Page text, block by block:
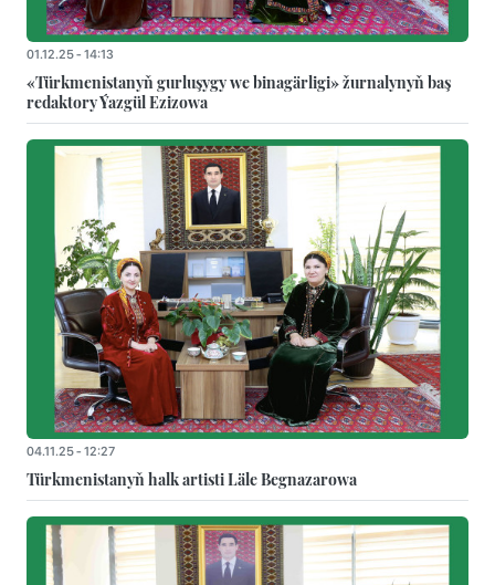
01.12.25 - 14:13
«Türkmenistanyň gurluşygy we binagärligi» žurnalynyň baş
redaktory Ýazgül Ezizowa
04.11.25 - 12:27
Türkmenistanyň halk artisti Läle Begnazarowa